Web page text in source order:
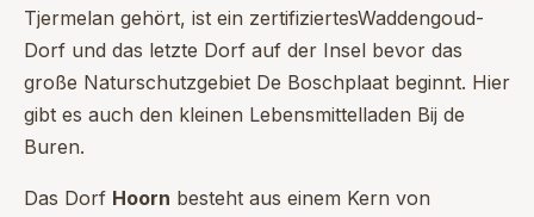
Tjermelan gehört, ist ein zertifiziertesWaddengoud-
Dorf und das letzte Dorf auf der Insel bevor das
große Naturschutzgebiet De Boschplaat beginnt. Hier
gibt es auch den kleinen Lebensmittelladen Bij de
Buren.
Das Dorf Hoorn besteht aus einem Kern von